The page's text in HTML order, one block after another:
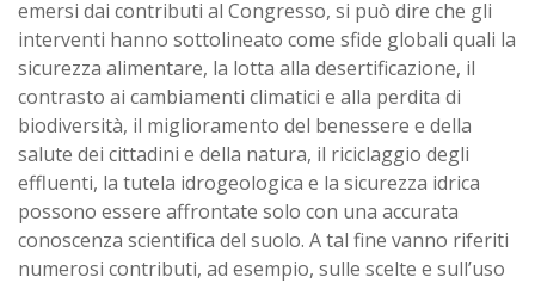
emersi dai contributi al Congresso, si può dire che gli
interventi hanno sottolineato come sfide globali quali la
sicurezza alimentare, la lotta alla desertificazione, il
contrasto ai cambiamenti climatici e alla perdita di
biodiversità, il miglioramento del benessere e della
salute dei cittadini e della natura, il riciclaggio degli
effluenti, la tutela idrogeologica e la sicurezza idrica
possono essere affrontate solo con una accurata
conoscenza scientifica del suolo. A tal fine vanno riferiti
numerosi contributi, ad esempio, sulle scelte e sull’uso